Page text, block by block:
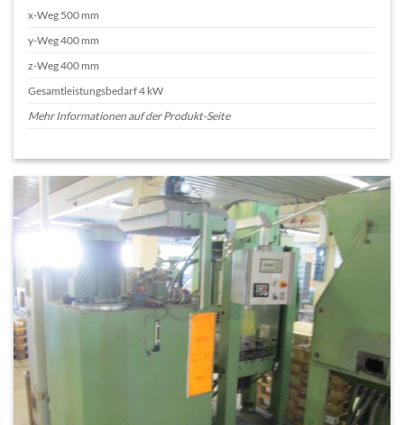
x-Weg 500 mm
y-Weg 400 mm
z-Weg 400 mm
Gesamtleistungsbedarf 4 kW
Mehr Informationen auf der Produkt-Seite